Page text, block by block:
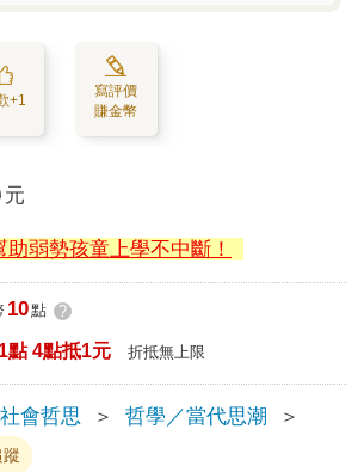
+1
寫評價
賺金幣
元
弱勢孩童上學不中斷！
10點 ?
點 4點抵1元 折抵無上限
社會哲思 ＞ 哲學／當代思潮
＞